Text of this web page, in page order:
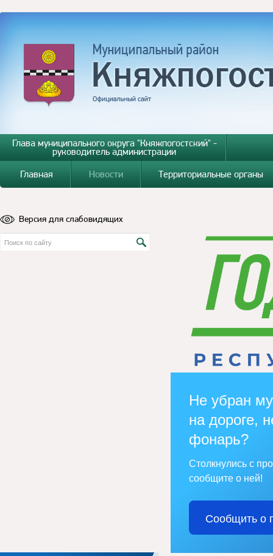
Глава муниципального округа "Княжпогостский" -
руководитель администрации
Главная
Новости Территориальные органы
Версия для слабовидящих
Не убран
на дороге,
фонарь?
Столкнулись с
сообщите о ней!
Сообщить о